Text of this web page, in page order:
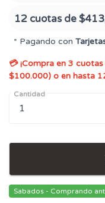
12 cuotas de
* Pagando con
💳 ¡Compra en 3
$100.000) o en hasta
Cantidad
Sabados - Comprando